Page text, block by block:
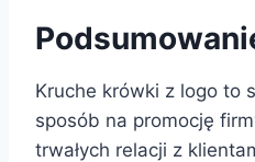
Kruche krówki z logo to
sposób na promocję
trwałych relacji z